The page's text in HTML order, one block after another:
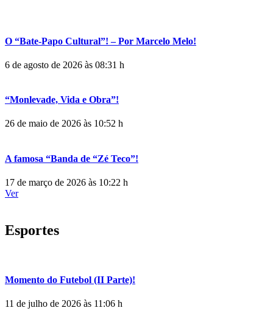
O “Bate-Papo Cultural”! – Por Marcelo Melo!
6 de agosto de 2026 às 08:31 h
“Monlevade, Vida e Obra”!
26 de maio de 2026 às 10:52 h
A famosa “Banda de “Zé Teco”!
17 de março de 2026 às 10:22 h
Ver
Esportes
Momento do Futebol (II Parte)!
11 de julho de 2026 às 11:06 h